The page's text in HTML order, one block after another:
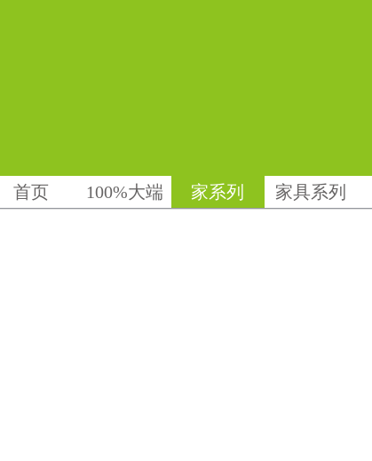
首页 100%大端 家系列 家具系列